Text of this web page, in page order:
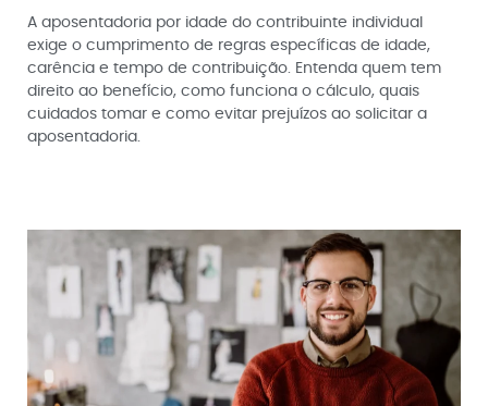
A aposentadoria por idade do contribuinte individual
exige o cumprimento de regras específicas de idade,
carência e tempo de contribuição. Entenda quem tem
direito ao benefício, como funciona o cálculo, quais
cuidados tomar e como evitar prejuízos ao solicitar a
aposentadoria.